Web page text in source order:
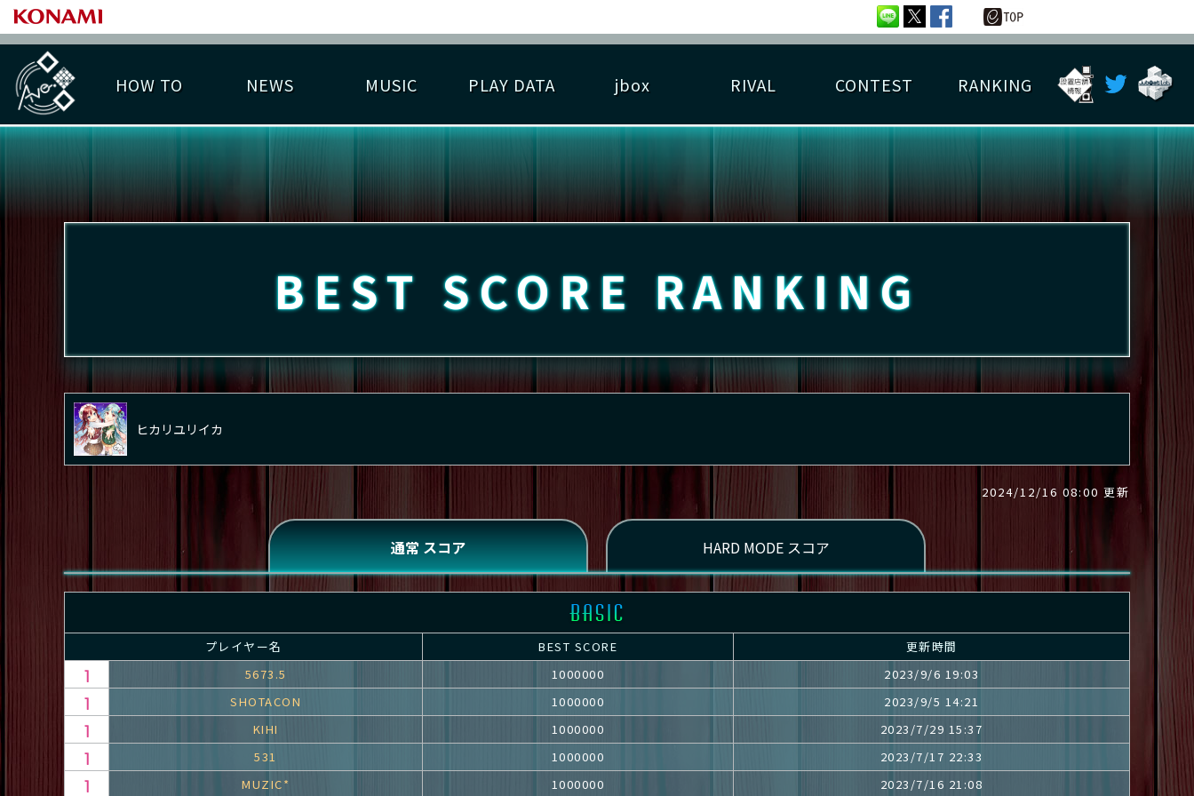
HOW TO NEWS MUSIC PLAY DATA
称号 プレー履歴 プレーグラフ ねんごろチャレンジ EDIT譜面
jbox RIVAL
ライバル一覧 プレーヤー検索
CONTEST
大会とは？
RANKING
LICENSE HIT CHART RANKING
BEST SCORE RANKING
ヒカリユリイカ
2024/12/16 08:00 更新
プレイヤー名 BEST SCORE
更新時間
5673.5
1000000
2023/9/6 19:03
SHOTACON
1000000
2023/9/5 14:21
KIHI
1000000
2023/7/29 15:37
531
1000000
2023/7/17 22:33
MUZIC*
1000000
2023/7/16 21:08